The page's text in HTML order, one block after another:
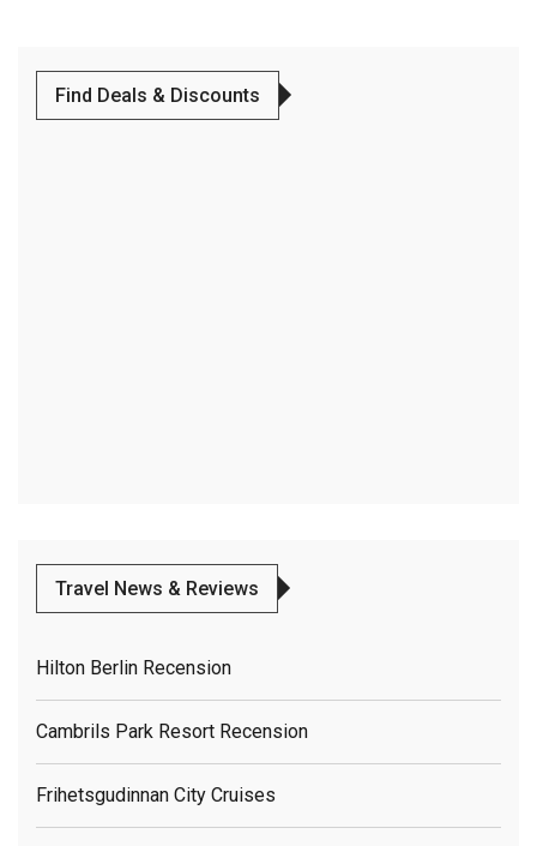
Find Deals & Discounts
Travel News & Reviews
Hilton Berlin Recension
Cambrils Park Resort Recension
Frihetsgudinnan City Cruises